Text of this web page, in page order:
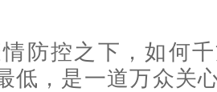
防控之下，如何
低，是一道万众关